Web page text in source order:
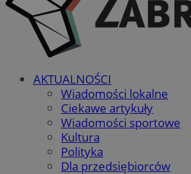
AKTUALNOŚCI
Wiadomości lokalne
Ciekawe artykuły
Wiadomości sportowe
Kultura
Polityka
Dla przedsiębiorców